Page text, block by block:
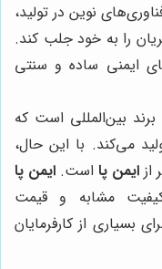
نوین در تولید،
را به خود جلب کند.
ایمنی ساده و سنتی
بین‌المللی است که
می‌کند. با این حال،
از ایمن پا است. ایمن پا
مشابه و قیمت
بسیاری از کارفرمایان